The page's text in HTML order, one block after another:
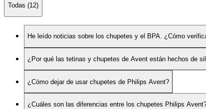
Todas (12)
He leído noticias sobre los chupetes y el BPA. ¿Cómo
¿Por qué las tetinas y chupetes de Avent están hechos de
¿Cómo dejar de usar chupetes de Philips Avent?
¿Cuáles son las diferencias entre los chupetes Philips